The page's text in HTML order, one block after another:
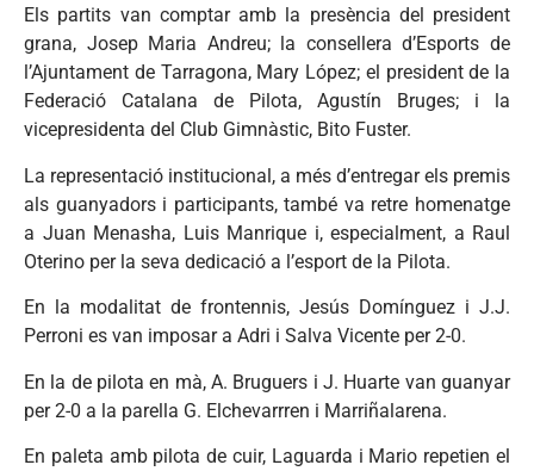
Els partits van comptar amb la presència del president
grana, Josep Maria Andreu; la consellera d’Esports de
l’Ajuntament de Tarragona, Mary López; el president de la
Federació Catalana de Pilota, Agustín Bruges; i la
vicepresidenta del Club Gimnàstic, Bito Fuster.
La representació institucional, a més d’entregar els premis
als guanyadors i participants, també va retre homenatge
a Juan Menasha, Luis Manrique i, especialment, a Raul
Oterino per la seva dedicació a l’esport de la Pilota.
En la modalitat de frontennis, Jesús Domínguez i J.J.
Perroni es van imposar a Adri i Salva Vicente per 2-0.
En la de pilota en mà, A. Bruguers i J. Huarte van guanyar
per 2-0 a la parella G. Elchevarrren i Marriñalarena.
En paleta amb pilota de cuir, Laguarda i Mario repetien el